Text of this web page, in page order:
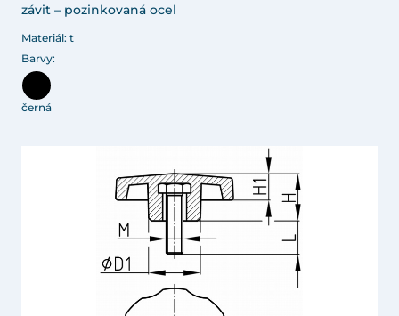
závit – pozinkovaná ocel
Materiál: t
Barvy:
černá